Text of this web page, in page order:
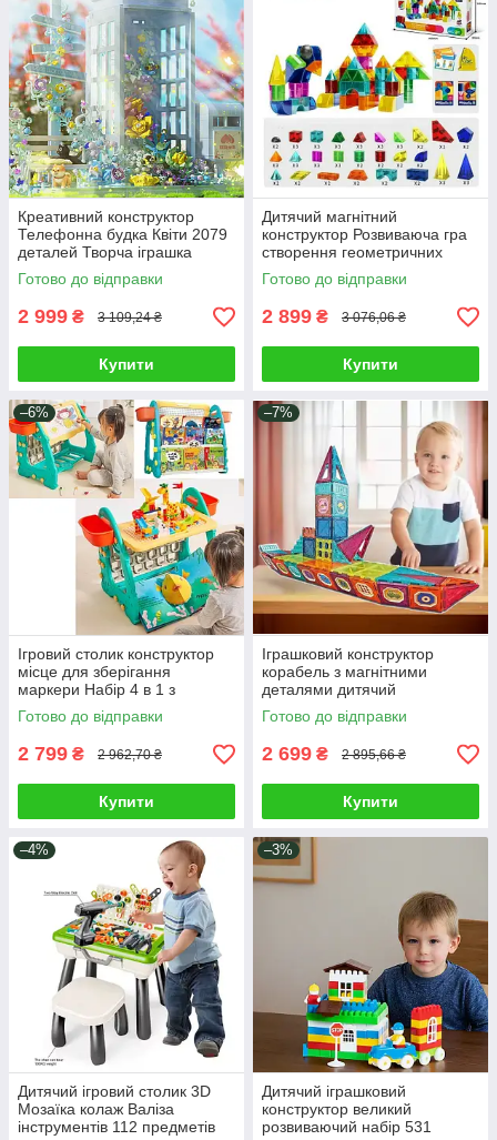
Креативний конструктор
Телефонна будка Квіти 2079
деталей Творча іграшка
дитині для розвитку
мислення
Готово до відправки
2 999 ₴ 3 109,24 ₴
Купити
Дитячий магнітний
конструктор Розвиваюча гра
створення геометричних
фігур Іграшка магнітні 3D
конструкції
Готово до відправки
2 899 ₴ 3 076,06 ₴
Купити
–6%
Ігровий столик конструктор
місце для зберігання
маркери Набір 4 в 1 з
ігровими зонами для
творчості стелаж
Готово до відправки
2 799 ₴ 2 962,70 ₴
Купити
–7%
Іграшковий конструктор
корабель з магнітними
деталями дитячий
розвиваючий набір для
зборки 3D фігур 110 деталей
Готово до відправки
2 699 ₴ 2 895,66 ₴
Купити
–4%
Дитячий ігровий столик 3D
Мозаїка колаж Валіза
інструментів 112 предметів
–3%
Дитячий іграшковий
конструктор великий
розвиваючий набір 531